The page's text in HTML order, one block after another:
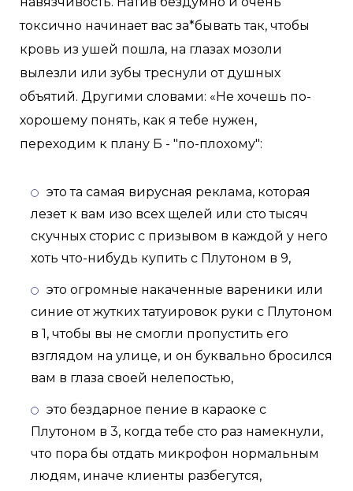
токсично начинает вас за*бывать так, чтобы
кровь из ушей пошла, на глазах мозоли
вылезли или зубы треснули от душных
объятий. Другими словами: «Не хочешь по-
хорошему понять, как я тебе нужен,
переходим к плану Б - "по-плохому":
это та самая вирусная реклама, которая
лезет к вам изо всех щелей или сто тысяч
скучных сторис с призывом в каждой у него
хоть что-нибудь купить с Плутоном в 9,
это огромные накаченные вареники или
синие от жутких татуировок руки с Плутоном
в 1, чтобы вы не смогли пропустить его
взглядом на улице, и он буквально бросился
вам в глаза своей нелепостью,
это бездарное пение в караоке с
Плутоном в 3, когда тебе сто раз намекнули,
что пора бы отдать микрофон нормальным
людям, иначе клиенты разбегутся,